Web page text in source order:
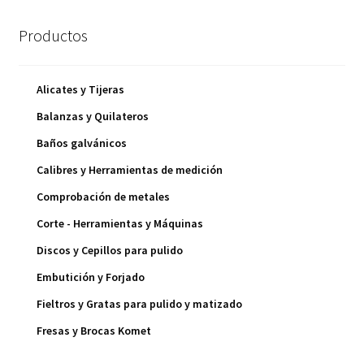
Productos
Alicates y Tijeras
Balanzas y Quilateros
Baños galvánicos
Calibres y Herramientas de medición
Comprobación de metales
Corte - Herramientas y Máquinas
Discos y Cepillos para pulido
Embutición y Forjado
Fieltros y Gratas para pulido y matizado
Fresas y Brocas Komet